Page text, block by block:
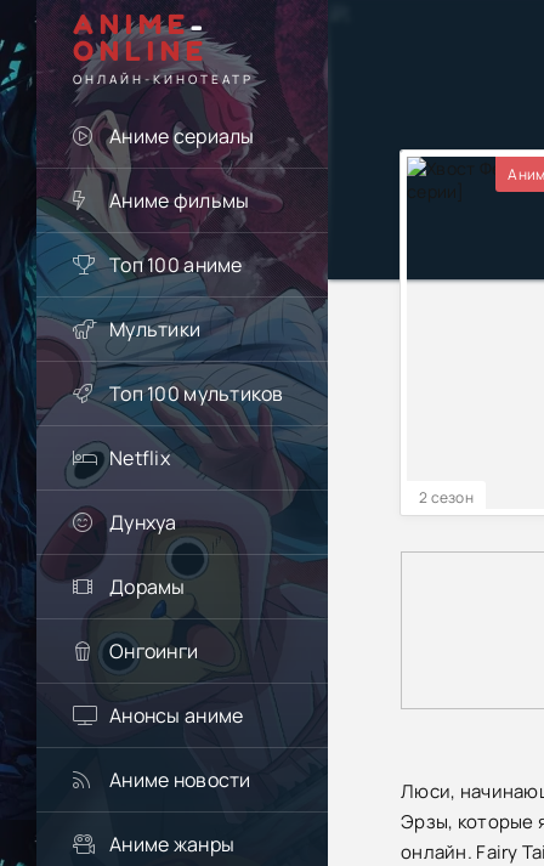
ANIME-
ONLINE
ОНЛАЙН-КИНОТЕАТР
Аниме сериалы
Аниме фильмы
Топ 100 аниме
Мультики
Топ 100 мультиков
Netflix
Дунхуа
Дорамы
Онгоинги
Анонсы аниме
Аниме новости
Аниме жанры
2 сезон
Люси,
Эрзы, которые
онлайн. Fairy